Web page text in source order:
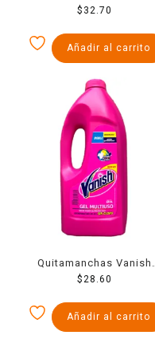
lavandería ropa oscura y
$ 32.70
Añadir al carrito
Quitamanchas Vanish
multiusos líquido para
$28.60
Añadir al carrito